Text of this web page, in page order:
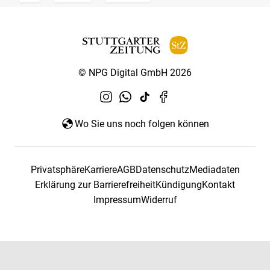
© NPG Digital GmbH 2026
Wo Sie uns noch folgen können
PrivatsphäreKarriereAGBDatenschutzMediadaten
Erklärung zur BarrierefreiheitKündigungKontakt
ImpressumWiderruf